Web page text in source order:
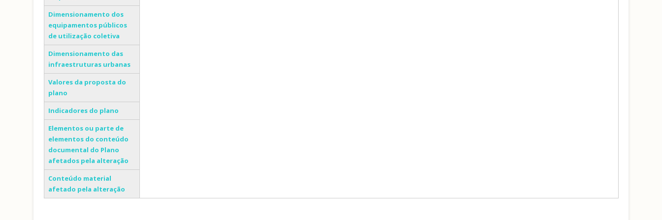
Dimensionamento dos
equipamentos públicos
de utilização coletiva
Dimensionamento das
infraestruturas urbanas
Valores da proposta do
plano
Indicadores do plano
Elementos ou parte de
elementos do conteúdo
documental do Plano
afetados pela alteração
Conteúdo material
afetado pela alteração